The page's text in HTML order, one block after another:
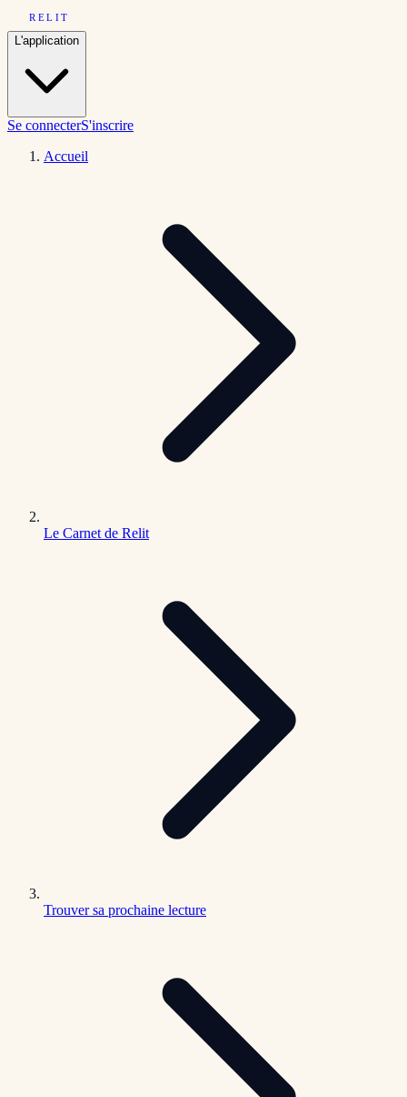
RELIT
L'application
Se connecterS'inscrire
Accueil
Le Carnet de Relit
Trouver sa prochaine lecture